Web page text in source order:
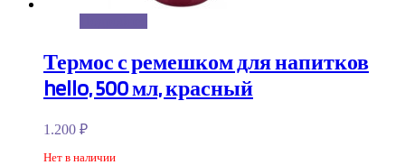
Термос с ремешком для напитков
hello, 500 мл, красный
1.200 ₽
Нет в наличии